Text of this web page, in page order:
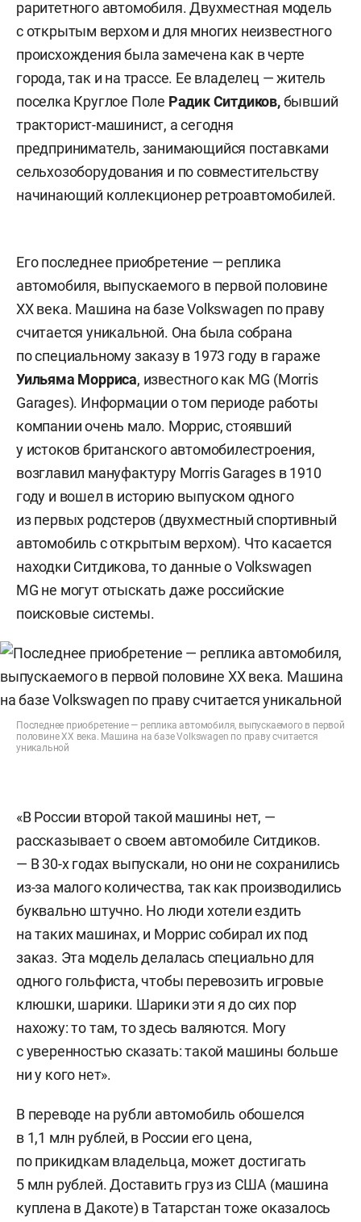
раритетного автомобиля. Двухместная модель
с открытым верхом и для многих неизвестного
происхождения была замечена как в черте
города, так и на трассе. Ее владелец — житель
поселка Круглое Поле Радик Ситдиков,бывший
тракторист-машинист, а сегодня
предприниматель, занимающийся поставками
сельхозоборудования и по совместительству
начинающий коллекционер ретроавтомобилей.
Его последнее приобретение — реплика
автомобиля, выпускаемого в первой половине
ХХ века. Машина на базе Volkswagen по праву
считается уникальной. Она была собрана
по специальному заказу в 1973 году в гараже
Уильяма Морриса, известного как MG (Morris
Garages). Информации о том периоде работы
компании очень мало. Моррис, стоявший
у истоков британского автомобилестроения,
возглавил мануфактуру Morris Garages в 1910
году и вошел в историю выпуском одного
из первых родстеров (двухместный спортивный
автомобиль с открытым верхом). Что касается
находки Ситдикова, то данные о Volkswagen
MG не могут отыскать даже российские
поисковые системы.
Последнее приобретение — реплика автомобиля, выпускаемого в первой
половине ХХ века. Машина на базе Volkswagen по праву считается
уникальной
«В России второй такой машины нет, —
рассказывает о своем автомобиле Ситдиков.
— В 30-х годах выпускали, но они не сохранились
из-за малого количества, так как производились
буквально штучно. Но люди хотели ездить
на таких машинах, и Моррис собирал их под
заказ. Эта модель делалась специально для
одного гольфиста, чтобы перевозить игровые
клюшки, шарики. Шарики эти я до сих пор
нахожу: то там, то здесь валяются. Могу
с уверенностью сказать: такой машины больше
ни у кого нет».
В переводе на рубли автомобиль обошелся
в 1,1 млн рублей, в России его цена,
по прикидкам владельца, может достигать
5 млн рублей. Доставить груз из США (машина
куплена в Дакоте) в Татарстан тоже оказалось